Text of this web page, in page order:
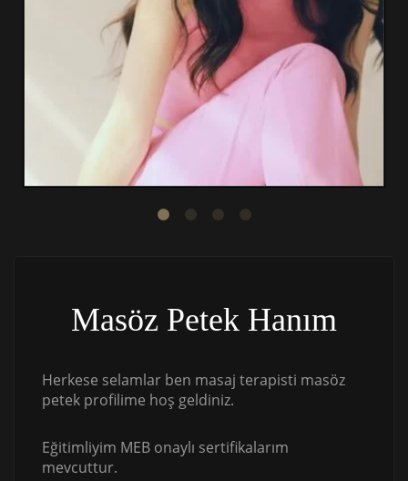
Masöz Petek Hanım
Herkese selamlar ben masaj terapisti masöz
petek profilime hoş geldiniz.
Eğitimliyim MEB onaylı sertifikalarım
mevcuttur.